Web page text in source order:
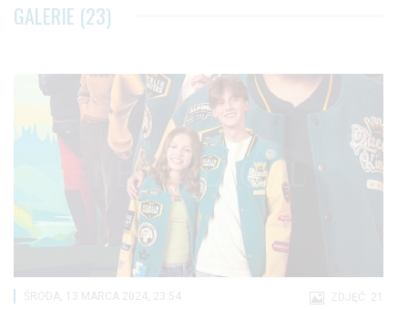
GALERIE (23)
ZDJĘĆ: 21
ŚRODA, 13 MARCA 2024, 23:54